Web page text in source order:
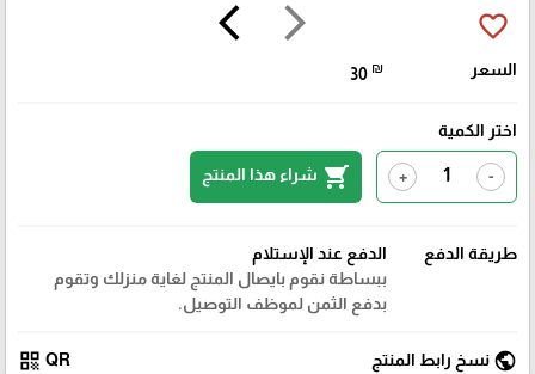
arrow_forward_ios
arrow_back_ios favorite_border
السعر 30 ₪
اختر الكمية
-
+
shopping_cart شراء هذا المنتج
طريقة الدفع
الدفع عند الإستلام
ببساطة نقوم بايصال المنتج لغاية منزلك وتقوم
بدفع الثمن لموظف التوصيل.
public نسخ رابط المنتج QR
qr_code